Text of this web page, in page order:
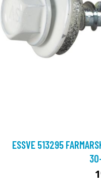
ESSVE 513295